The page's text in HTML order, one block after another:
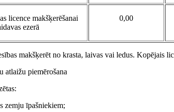
licence makšķerēšanai
ezerā
0,00
makšķerēt no krasta, laivas vai ledus. Kopējais
atlaižu piemērošana
zemju īpašniekiem;